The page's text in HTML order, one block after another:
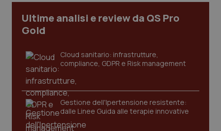
Ultime analisi e review da QS Pro
Gold
Cloud sanitario: infrastrutture,
compliance, GDPR e Risk management
Gestione dell'Ipertensione resistente:
dalle Linee Guida alle terapie innovative
CookieScriptConsent